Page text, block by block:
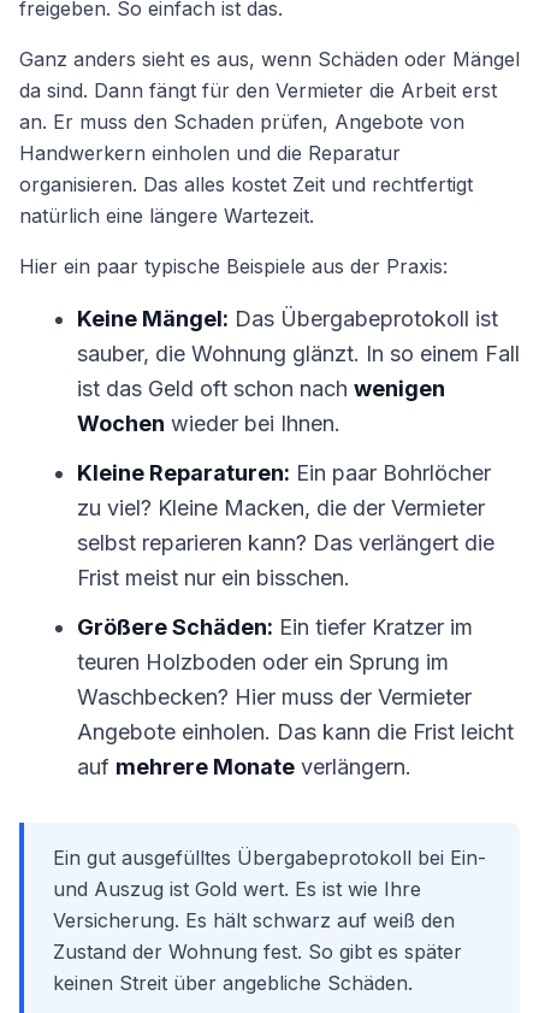
freigeben. So einfach ist das.
Ganz anders sieht es aus, wenn Schäden oder Mängel
da sind. Dann fängt für den Vermieter die Arbeit erst
an. Er muss den Schaden prüfen, Angebote von
Handwerkern einholen und die Reparatur
organisieren. Das alles kostet Zeit und rechtfertigt
natürlich eine längere Wartezeit.
Hier ein paar typische Beispiele aus der Praxis:
Keine Mängel: Das Übergabeprotokoll ist
sauber, die Wohnung glänzt. In so einem Fall
ist das Geld oft schon nach wenigen
Wochen wieder bei Ihnen.
Kleine Reparaturen: Ein paar Bohrlöcher
zu viel? Kleine Macken, die der Vermieter
selbst reparieren kann? Das verlängert die
Frist meist nur ein bisschen.
Größere Schäden: Ein tiefer Kratzer im
teuren Holzboden oder ein Sprung im
Waschbecken? Hier muss der Vermieter
Angebote einholen. Das kann die Frist leicht
auf mehrere Monate verlängern.
Ein gut ausgefülltes Übergabeprotokoll bei Ein-
und Auszug ist Gold wert. Es ist wie Ihre
Versicherung. Es hält schwarz auf weiß den
Zustand der Wohnung fest. So gibt es später
keinen Streit über angebliche Schäden.